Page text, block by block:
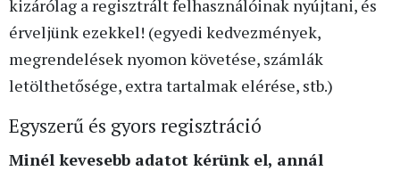
kizárólag a regisztrált felhasználóinak nyújtani, és
érveljünk ezekkel! (egyedi kedvezmények,
megrendelések nyomon követése, számlák
letölthetősége, extra tartalmak elérése, stb.)
Egyszerű és gyors regisztráció
Minél kevesebb adatot kérünk el, annál